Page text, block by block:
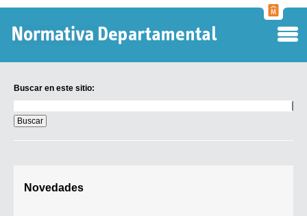
Buscar en este sitio:
en
este
sitio:
Novedades